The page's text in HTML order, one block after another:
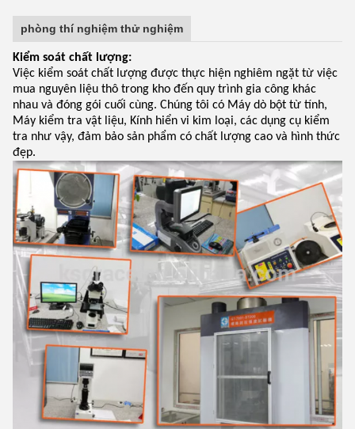
phòng thí nghiệm thử nghiệm
Kiểm soát chất lượng:
Việc kiểm soát chất lượng được thực hiện nghiêm ngặt từ việc
mua nguyên liệu thô trong kho đến quy trình gia công khác
nhau và đóng gói cuối cùng. Chúng tôi có Máy dò bột từ tính,
Máy kiểm tra vật liệu, Kính hiển vi kim loại, các dụng cụ kiểm
tra như vậy, đảm bảo sản phẩm có chất lượng cao và hình thức
đẹp.